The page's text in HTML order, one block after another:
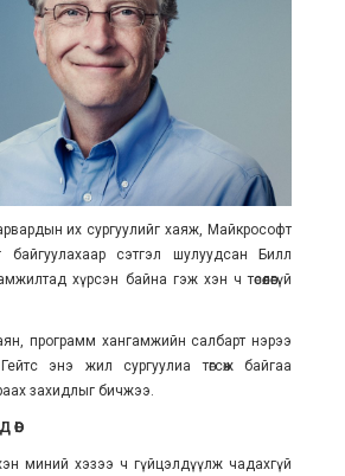
их сургуулийг хаяж, Майкрософт
байгуулахаар сэтгэл шулуудсан Билл
амжилтад хүрсэн байна гэж хэн ч төсөөлөөгүй
программ хангамжийн салбарт нэрээ
энэ жил сургуулиа төгсөж байгаа
захидлыг бичжээ.
миний хэзээ ч гүйцэлдүүлж чадахгүй